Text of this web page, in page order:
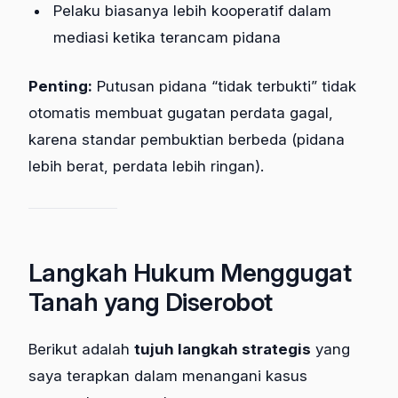
Pelaku biasanya lebih kooperatif dalam
mediasi ketika terancam pidana
Penting: Putusan pidana “tidak terbukti” tidak
otomatis membuat gugatan perdata gagal,
karena standar pembuktian berbeda (pidana
lebih berat, perdata lebih ringan).
Langkah Hukum Menggugat
Tanah yang Diserobot
Berikut adalah tujuh langkah strategis yang
saya terapkan dalam menangani kasus